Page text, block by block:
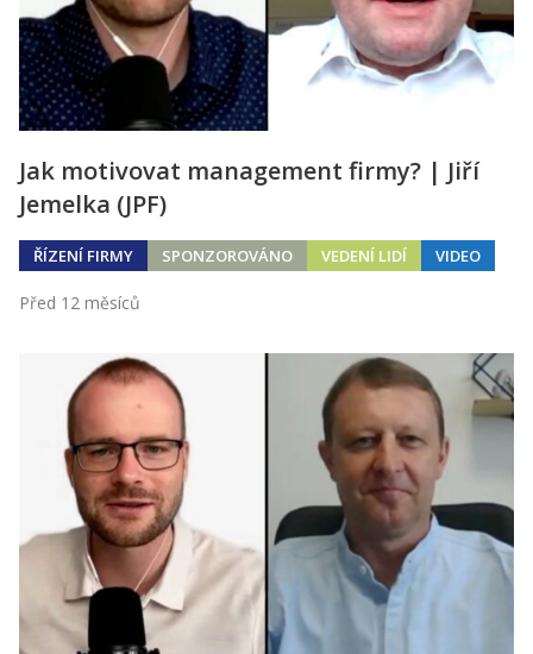
Jak motivovat management firmy? | Jiří
Jemelka (JPF)
ŘÍZENÍ FIRMY SPONZOROVÁNO VEDENÍ LIDÍ VIDEO
Před 12 měsíců